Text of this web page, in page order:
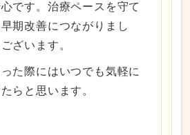
です。治療ペースを守て
期改善につながりまし
ざいます。
た際にはいつでも気軽に
らと思います。